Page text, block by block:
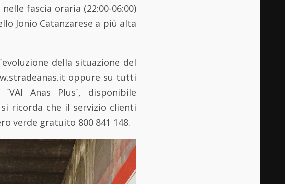
fascia oraria (22:00-06:00)
Jonio Catanzarese a più alta
della situazione del
oppure su tutti
Anas Plus`, disponibile
ricorda che il servizio clienti
verde gratuito 800 841 148.